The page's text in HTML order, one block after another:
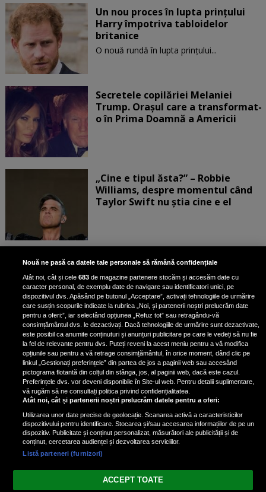
Un nou proces în lupta prinţului
Harry împotriva tabloidelor
britanice
O nouă rundă în lupta prinţului...
Secretele copilăriei Melaniei
Trump. Orașul care a transformat-
o în Prima Doamnă a Americii
„Cine e tipul ăsta?” – Robbie
Williams, despre momentul când
Taylor Swift nu știa cine e el
Bruce Dickinson, solistul trupei
Iron Maiden, şi-a arătat talentul
de scrimer la un concurs în Franţa
Nicki Minaj, acuzată de agresiune
de fostul manager: Detalii șocante
din proces
Nicki Minaj le-a lăudat pe...
Vezi varianta Desktop
Nouă ne pasă ca datele tale personale să rămână confidențiale
Atât noi, cât și cele683 de magazine partenere stocăm și accesăm date cu
caracter personal, de exemplu date de navigare sau identificatori unici, pe
dispozitivul dvs. Apăsând pe butonul „Acceptare”, activați tehnologiile de urmărire
care susțin scopurile indicate la rubrica „Noi, și partenerii noștri prelucrăm date
pentru a oferi:”, iar selectând opțiunea „Refuz tot” sau retragându-vă
consimțământul dvs. le dezactivați. Dacă tehnologiile de urmărire sunt dezactivate,
este posibil ca anumite conținuturi și anunțuri publicitare pe care le vedeți să nu fie
la fel de relevante pentru dvs. Puteți reveni la acest meniu pentru a vă modifica
opțiunile sau pentru a vă retrage consimțământul, în orice moment, dând clic pe
linkul „Gestionați preferințele” din partea de jos a paginii web sau accesând
pictograma flotantă din colțul din stânga, jos, al paginii web, dacă este cazul.
Preferințele dvs. vor deveni disponibile în Site-ul web. Pentru detalii suplimentare,
vă rugăm să ne consultați politica privind confidențialitatea.
Atât noi, cât și partenerii noștri prelucrăm datele pentru a oferi:
Utilizarea unor date precise de geolocație. Scanarea activă a caracteristicilor
dispozitivului pentru identificare. Stocarea și/sau accesarea informațiilor de pe un
dispozitiv. Publicitate și conținut personalizat, măsurători ale publicității și de
conținut, cercetarea audienței și dezvoltarea serviciilor.
Listă parteneri (furnizori)
ACCEPT TOATE